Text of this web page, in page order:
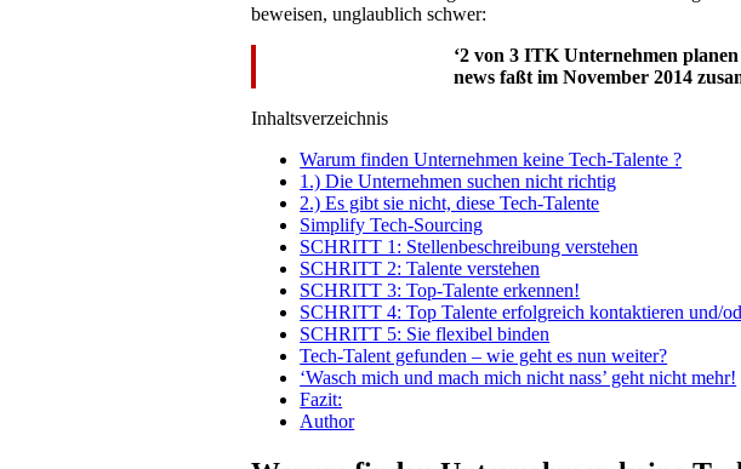
beweisen, unglaublich schwer:
‘2 von 3 ITK Unternehmen
news faßt im November 2014
Inhaltsverzeichnis
Warum finden Unternehmen keine Tech-Talente ?
1.) Die Unternehmen suchen nicht richtig
2.) Es gibt sie nicht, diese Tech-Talente
Simplify Tech-Sourcing
SCHRITT 1: Stellenbeschreibung verstehen
SCHRITT 2: Talente verstehen
SCHRITT 3: Top-Talente erkennen!
SCHRITT 4: Top Talente erfolgreich kontaktieren und/
SCHRITT 5: Sie flexibel binden
Tech-Talent gefunden – wie geht es nun weiter?
‘Wasch mich und mach mich nicht nass’ geht nicht mehr!
Fazit:
Author